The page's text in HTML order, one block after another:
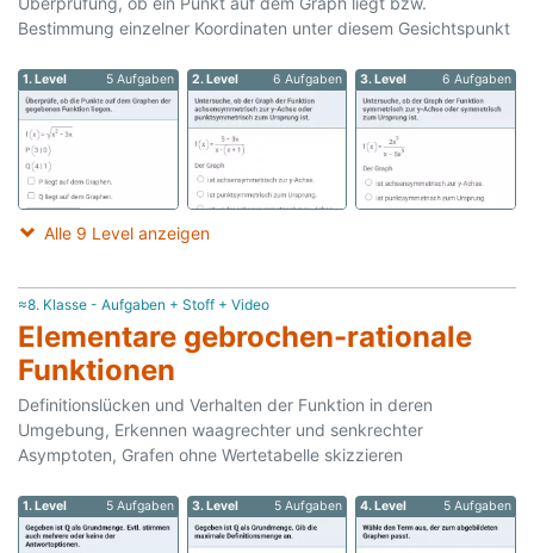
Bestimmung einzelner Koordinaten unter diesem Gesichtspunkt
1. Level 5 Aufgaben 2. Level 6 Aufgaben 3. Level 6 Aufgaben
Alle 9 Level anzeigen
≈8. Klasse - Aufgaben + Stoff + Video
Elementare gebrochen-rationale
Funktionen
Definitionslücken und Verhalten der Funktion in deren
Umgebung, Erkennen waagrechter und senkrechter
Asymptoten, Grafen ohne Wertetabelle skizzieren
1. Level 5 Aufgaben 3. Level 5 Aufgaben 4. Level 5 Aufgaben